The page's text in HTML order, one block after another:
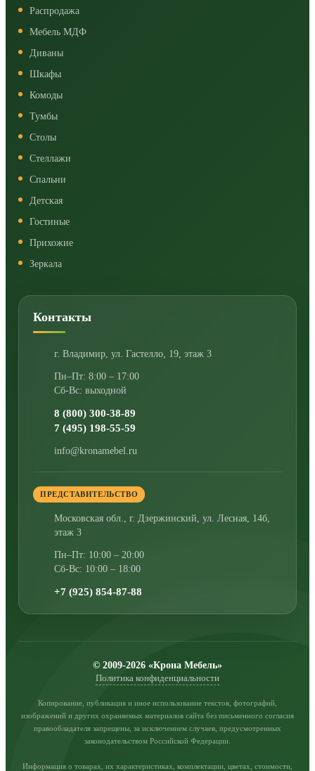
Распродажа
Мебель МДФ
Диваны
Шкафы
Комоды
Тумбы
Столы
Стеллажи
Спальни
Детская
Гостиные
Прихожие
Зеркала
Контакты
г. Владимир ул. Гастелло, 19, этаж 3
Пн–Пт: 8:00 – 17:00
Сб-Вс: выходной
8 (800) 300-38-89
7 (495) 198-55-59
info@kronamebel.ru
ПРЕДСТАВИТЕЛЬСТВО
Московская обл., г. Дзержинский ул. Лесная, 14б,
этаж 3
Пн–Пт: 10:00 – 20:00
Сб-Вс: 10:00 – 18:00
+7 (925) 854-87-88
© 2009-2026 «Крона Мебель»
Политика конфиденциальности
Копирование, публикация и иное использование текстов, фотографий,
изображений и других охраняемых материалов сайта без письменного согласия
правообладателя запрещены, за исключением случаев, предусмотренных
законодательством Российской Федерации.
Информация о товарах, их характеристиках, комплектации, цветах, стоимости,